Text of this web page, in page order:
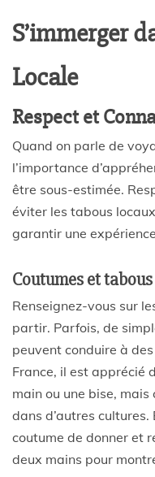
S’immerger
Locale
Respect et
Quand on parle de
l’importance
être sous-estimée.
éviter les tabous
garantir une
Coutumes et
Renseignez-vous sur
partir. Parfois, de
peuvent conduire à
France, il est apprécié
main ou une bise,
dans d’autres
coutume de donner et
deux mains pour